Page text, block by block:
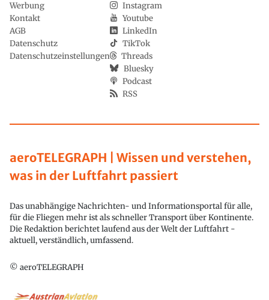
aeroTELEGRAPH | Wissen und verstehen,
was in der Luftfahrt passiert
Das unabhängige Nachrichten- und Informationsportal für alle,
für die Fliegen mehr ist als schneller Transport über Kontinente.
Die Redaktion berichtet laufend aus der Welt der Luftfahrt -
aktuell, verständlich, umfassend.
© aeroTELEGRAPH
Werbung
Kontakt
AGB
Datenschutz
Datenschutzeinstellungen
Instagram
Youtube
LinkedIn
TikTok
Threads
Bluesky
Podcast
RSS